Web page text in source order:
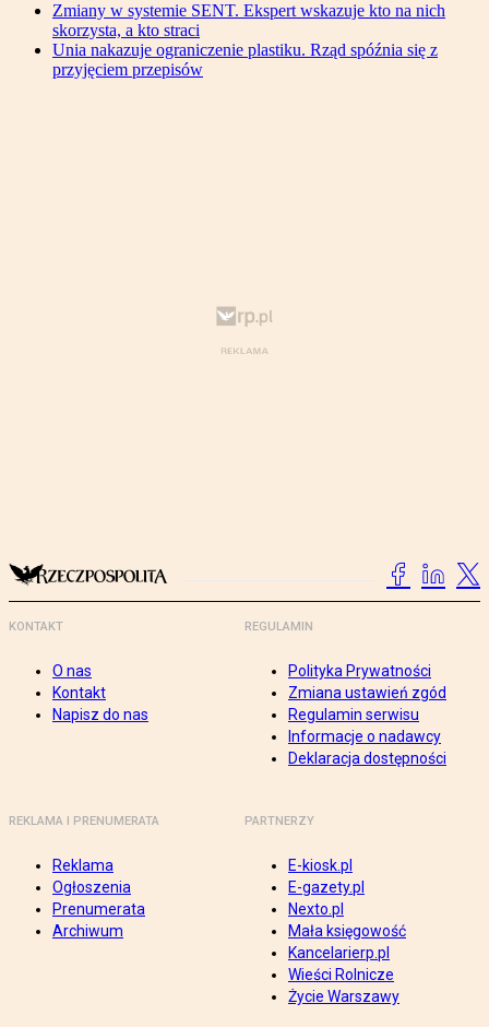
Zmiany w systemie SENT. Ekspert wskazuje kto na nich
skorzysta, a kto straci
Unia nakazuje ograniczenie plastiku. Rząd spóźnia się z
przyjęciem przepisów
KONTAKT
O nas
Kontakt
Napisz do nas
REGULAMIN
Polityka Prywatności
Zmiana ustawień zgód
Regulamin serwisu
Informacje o nadawcy
Deklaracja dostępności
REKLAMA I PRENUMERATA
Reklama
Ogłoszenia
Prenumerata
Archiwum
PARTNERZY
E-kiosk.pl
E-gazety.pl
Nexto.pl
Mała księgowość
Kancelarierp.pl
Wieści Rolnicze
Życie Warszawy